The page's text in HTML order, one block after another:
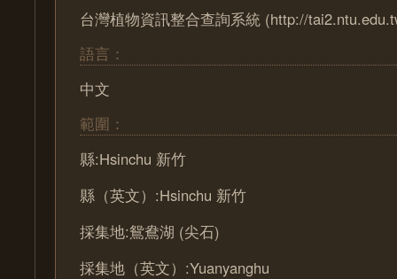
台灣植物資訊整合查詢系統 (http://
語言：
中文
範圍：
縣:Hsinchu 新竹
縣（英文）:Hsinchu 新竹
採集地:鴛鴦湖 (尖石)
採集地（英文）:Yuanyanghu